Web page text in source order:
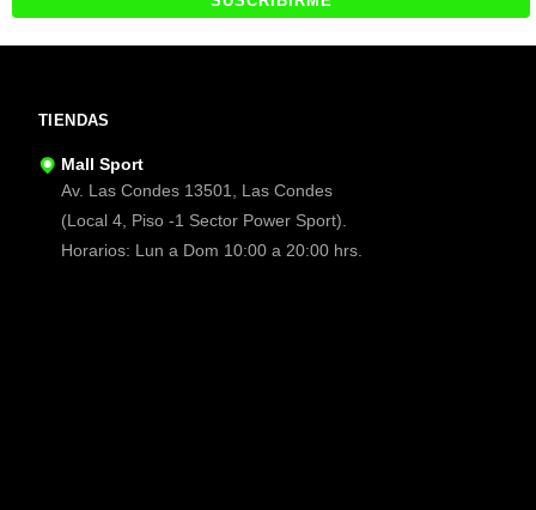
TIENDAS
Mall Sport
Av. Las Condes 13501, Las Condes
(Local 4, Piso -1 Sector Power Sport).
Horarios: Lun a Dom 10:00 a 20:00 hrs.